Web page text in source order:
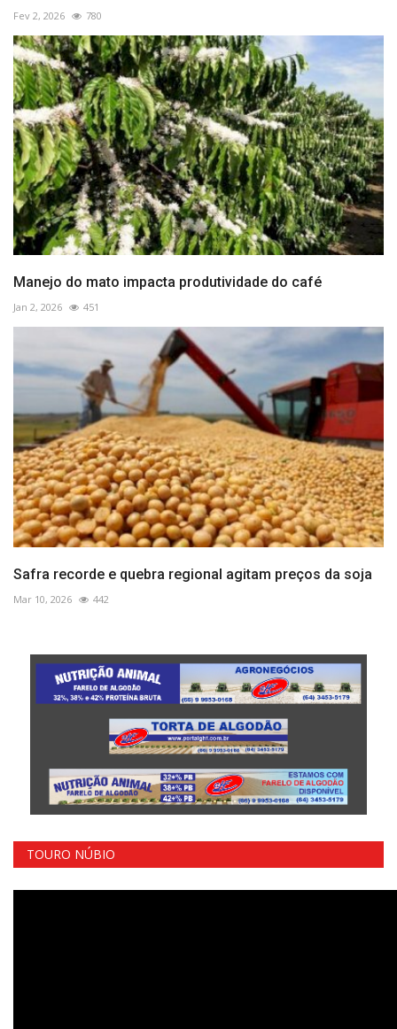
Fev 2, 2026 780
Manejo do mato impacta produtividade do café
Jan 2, 2026 451
Safra recorde e quebra regional agitam preços da soja
Mar 10, 2026 442
TOURO NÚBIO